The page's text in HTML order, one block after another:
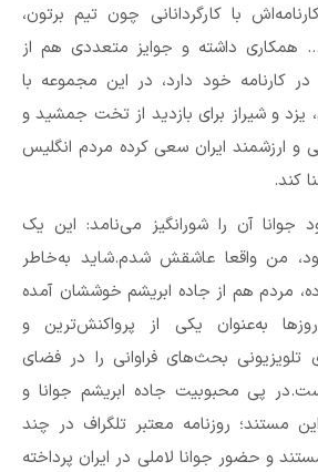
با کارگردانانی چون تیم برتون،
همکاری داشته و جوایز متعددی هم از
در کارنامه خود دارد، در این مجموعه با
یزد و شیراز برای بازدید از تخت جمشید و
و ارزشمند ایران سعی کرده مردم انگلیس
کند.
آن را شورانگیز می‌نامد: این یک
من واقعا عاشقش شدم.شاید به‌خاطر
مردم هم از جاده ابریشم خوششان آمده
به‌عنوان یکی از پرواکنش‌ترین و
بحث‌های فراوانی را در فضای
پی محبوبیت جاده ابریشم جوانا و
مستند؛ روزنامه معتبر تلگراف در چند
و حضور جوانا لاملی در ایران پرداخته